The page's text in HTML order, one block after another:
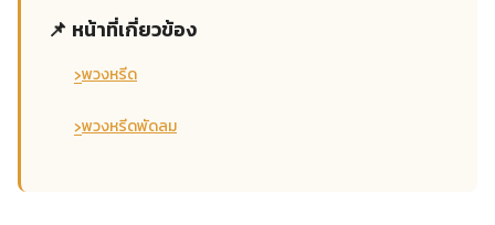
📌 หน้าที่เกี่ยวข้อง
›พวงหรีด
›พวงหรีดพัดลม